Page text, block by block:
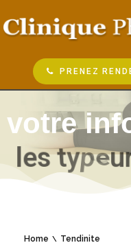
PRENEZ
votre
es types
Home Tendinite